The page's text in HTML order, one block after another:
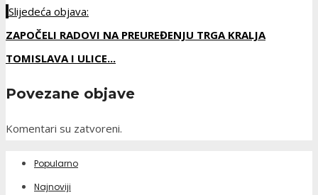
Slijedeća objava:
ZAPOČELI RADOVI NA PREUREĐENJU TRGA KRALJA
TOMISLAVA I ULICE...
Povezane objave
Komentari su zatvoreni.
Popularno
Najnoviji